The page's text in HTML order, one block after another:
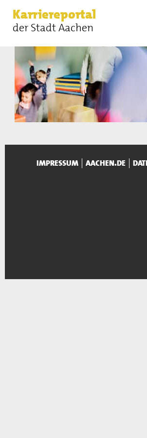
Karriereportal
der Stadt Aachen
IMPRESSUM AACHEN.DE